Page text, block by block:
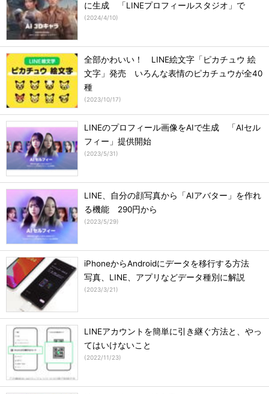
に生成 「LINEプロフィールスタジオ」で
(2024/4/10)
全部かわいい！ LINE絵文字「ピカチュウ 絵
文字」発売 いろんな表情のピカチュウが全40
種
(2023/10/17)
LINEのプロフィール画像をAIで生成 「AIセル
フィー」提供開始
(2023/5/31)
LINE、自分の顔写真から「AIアバター」を作れ
る機能 290円から
(2023/5/29)
iPhoneからAndroidにデータを移行する方法
写真、LINE、アプリなどデータ種別に解説
(2023/3/21)
LINEアカウントを簡単に引き継ぐ方法と、やっ
てはいけないこと
(2022/11/23)